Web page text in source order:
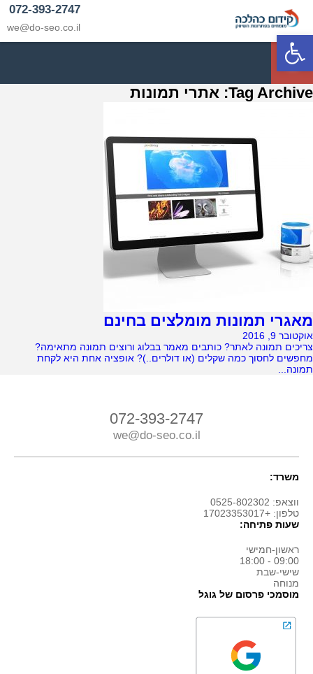
פתח סרגל נגישות
072-393-2747
we@do-seo.co.il
p
Tag Archive: אתרי תמונות
מאגרי תמונות מומלצים בחינם
אוקטובר 9, 2016
צריכים תמונה לאתר? כותבים מאמר בבלוג ורוצים תמונה מתאימה?
מחפשים לחסוך כמה שקלים (או דולרים..)? אופציה אחת היא לקחת
תמונה...
072-393-2747
we@do-seo.co.il
משרד:
ווצאפ: 0525-802302
טלפון: +17023353017
שעות פתיחה:
ראשון-חמישי
09:00 - 18:00
שישי-שבת
מנוחה
מוסמכי פרסום של גוגל